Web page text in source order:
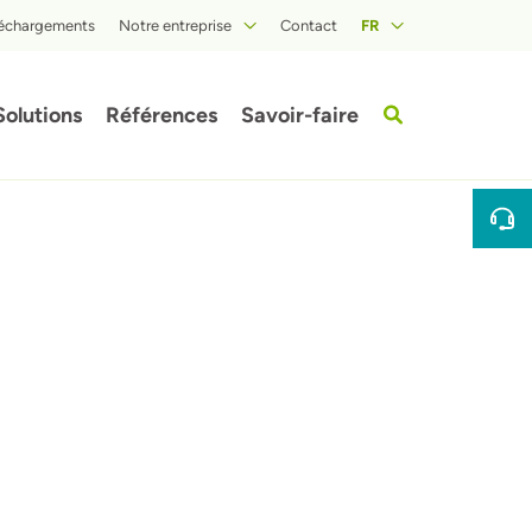
Notre entreprise Contact FR
Références Savoir-faire